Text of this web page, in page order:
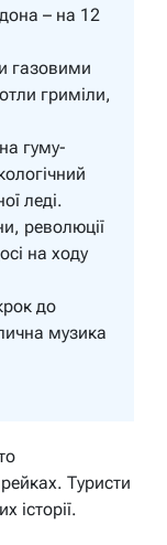
– на 12
газовими
гриміли,
гуму-
леді.
революції
на ходу
до
музика
Туристи
історії.